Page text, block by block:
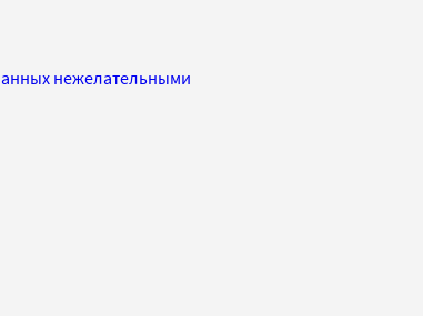
нежелательными